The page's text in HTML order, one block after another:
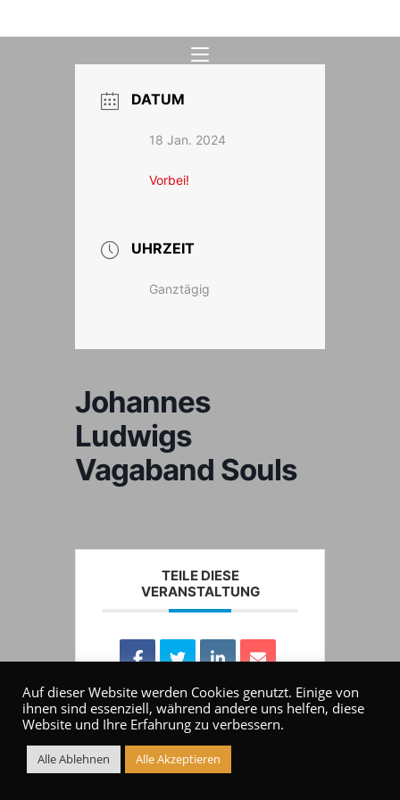
Inhalt
DATUM
18 Jan. 2024
Vorbei!
UHRZEIT
Ganztägig
Johannes
Ludwigs
Vagaband Souls
TEILE DIESE
VERANSTALTUNG
Auf dieser Website werden Cookies genutzt. Einige von
ihnen sind essenziell, während andere uns helfen, diese
Website und Ihre Erfahrung zu verbessern.
Alle Ablehnen Alle Akzeptieren